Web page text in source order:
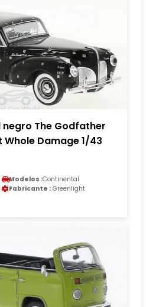
The Godfather
Whole Damage 1/43
Modelos :Continental
Fabricante : Greenlight